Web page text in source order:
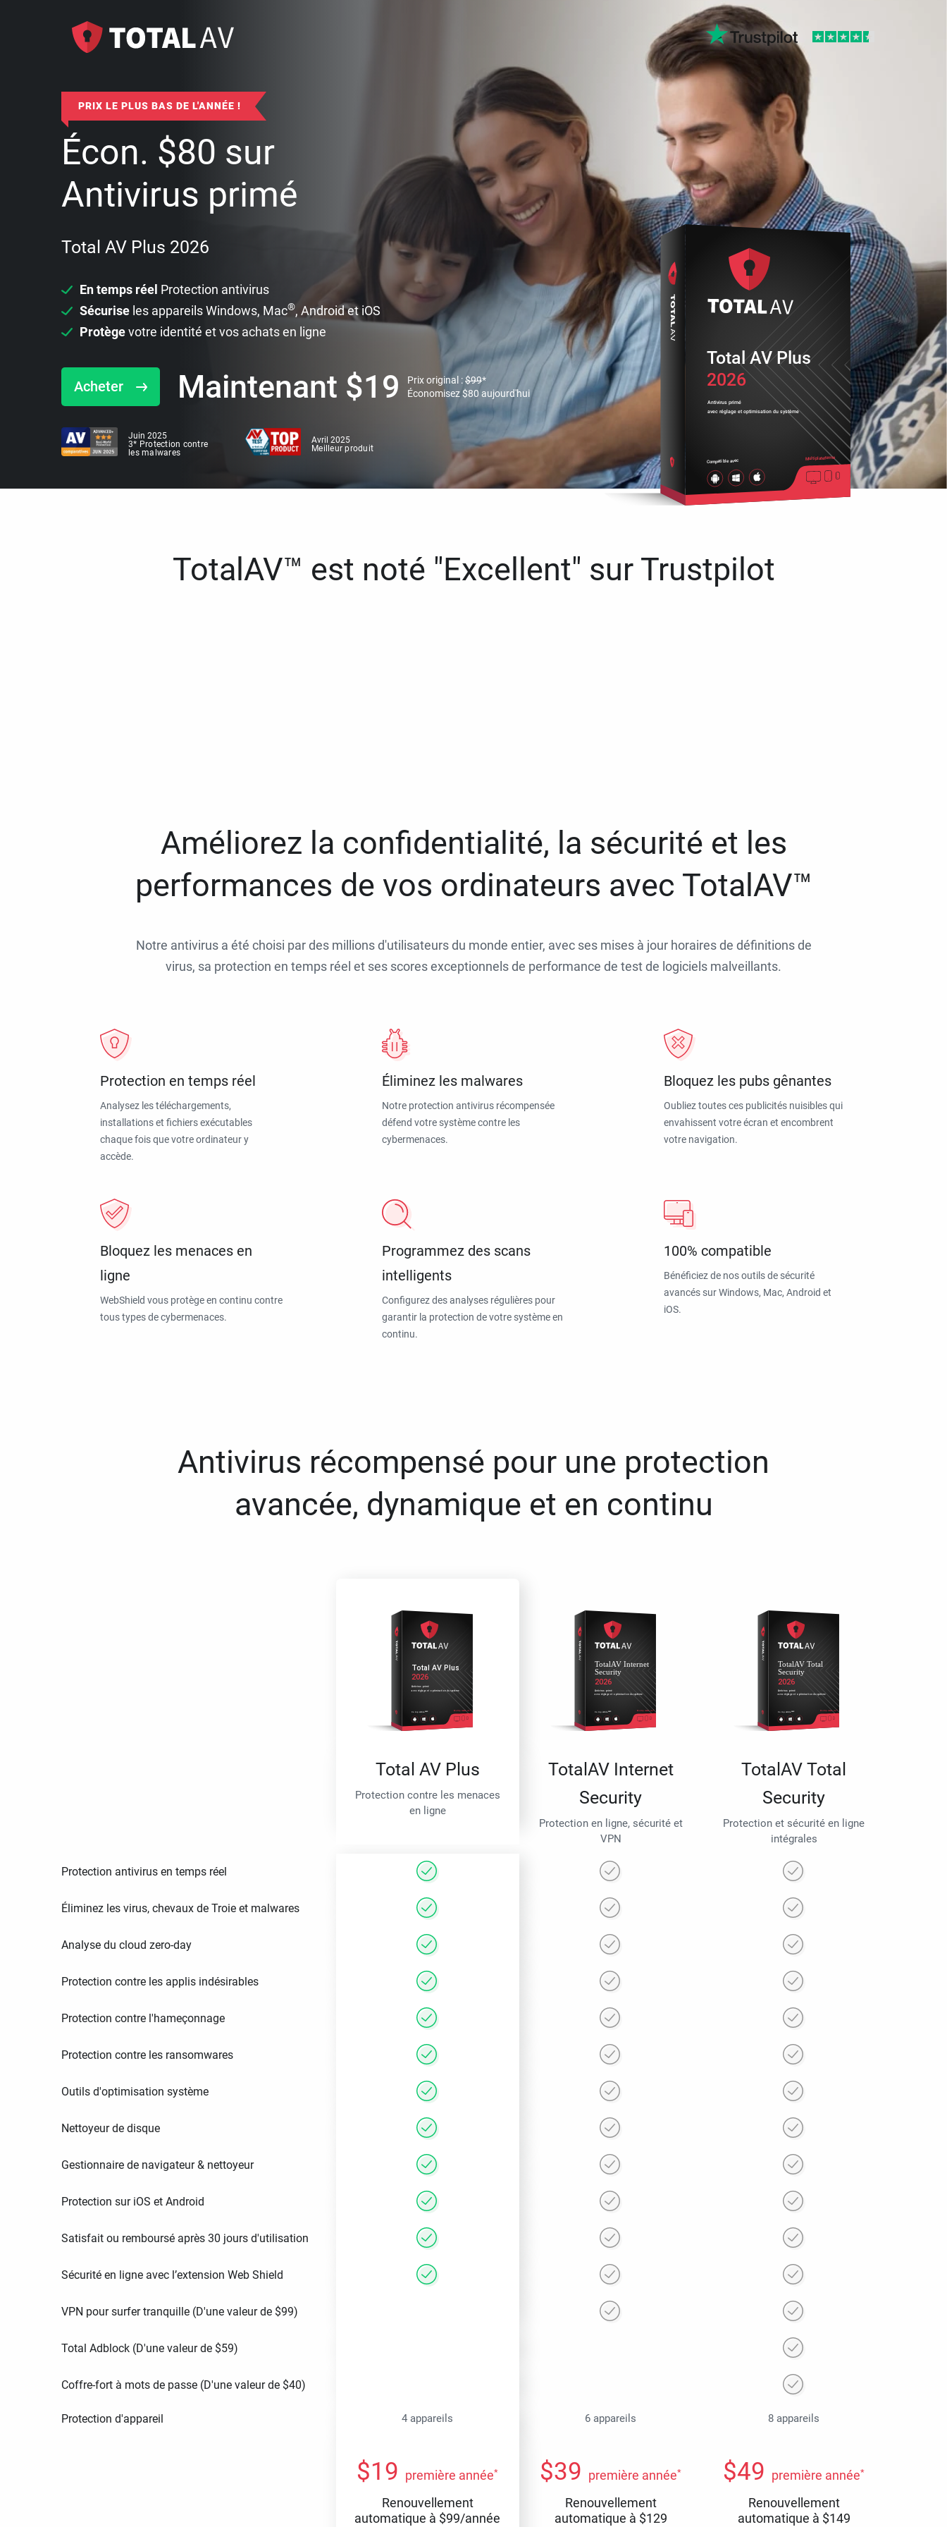
PRIX LE PLUS BAS DE L'ANNÉE !
Écon. $80 sur
Antivirus primé
Total AV Plus 2026
En temps réel Protection antivirus
Sécurise les appareils Windows, Mac®, Android et iOS
Protègevotre identité et vos achats en ligne
Acheter Maintenant $19 Prix original :$99*
Économisez$80 aujourd'hui
Juin 2025
3* Protection contre
les malwares
Avril 2025
Meilleur produit
2026
Antivirus primé
avec réglage et optimisation du système
Compatible avec Multiplateforme
Total AV Plus
TotalAV™ est noté "Excellent" sur Trustpilot
Améliorez la confidentialité, la sécurité et les
performances de vos ordinateurs avec TotalAV™
Notre antivirus a été choisi par des millions d'utilisateurs du monde entier, avec ses mises à jour horaires de définitions de
virus, sa protection en temps réel et ses scores exceptionnels de performance de test de logiciels malveillants.
Protection en temps réel
Analysez les téléchargements,
installations et fichiers exécutables
chaque fois que votre ordinateur y
accède.
Éliminez les malwares
Notre protection antivirus récompensée
défend votre système contre les
cybermenaces.
Bloquez les pubs gênantes
Oubliez toutes ces publicités nuisibles qui
envahissent votre écran et encombrent
votre navigation.
Bloquez les menaces en
ligne
WebShield vous protège en continu contre
tous types de cybermenaces.
Programmez des scans
intelligents
Configurez des analyses régulières pour
garantir la protection de votre système en
continu.
100% compatible
Bénéficiez de nos outils de sécurité
avancés sur Windows, Mac, Android et
iOS.
Antivirus récompensé pour une protection
avancée, dynamique et en continu
Total AV Plus
Protection contre les menaces
en ligne
TotalAV Internet
Security
Protection en ligne, sécurité et
VPN
TotalAV Total
Security
Protection et sécurité en ligne
intégrales
Protection antivirus en temps réel
Éliminez les virus, chevaux de Troie et malwares
Analyse du cloud zero-day
Protection contre les applis indésirables
Protection contre l'hameçonnage
Protection contre les ransomwares
Outils d'optimisation système
Nettoyeur de disque
Gestionnaire de navigateur & nettoyeur
Protection sur iOS et Android
Satisfait ou remboursé après 30 jours d'utilisation
Sécurité en ligne avec l’extension Web Shield
VPN pour surfer tranquille (D'une valeur de $99)
Total Adblock (D'une valeur de $59)
Coffre-fort à mots de passe (D'une valeur de $40)
Protection d'appareil 4 appareils 6 appareils 8 appareils
$19 première année*
Renouvellement
automatique à $99/année
$39 première année*
Renouvellement
automatique à $129
$49 première année*
Renouvellement
automatique à $149